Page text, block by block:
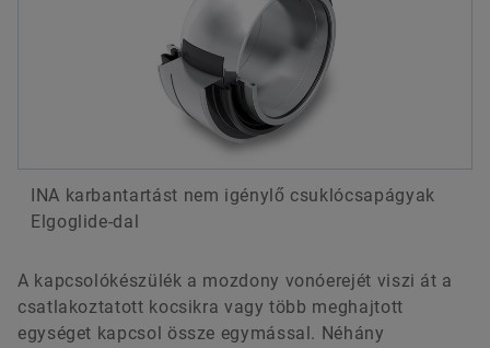
INA karbantartást nem igénylő csuklócsapágyak
Elgoglide-dal
A kapcsolókészülék a mozdony vonóerejét viszi át a
csatlakoztatott kocsikra vagy több meghajtott
egységet kapcsol össze egymással. Néhány